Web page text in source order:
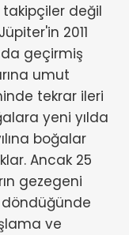
değil
2011
geçirmiş
umut
tekrar ileri
yeni yılda
boğalar
Ancak 25
gezegeni
ve